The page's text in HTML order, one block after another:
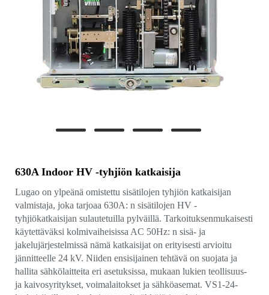
630A Indoor HV -tyhjiön katkaisija
Lugao on ylpeänä omistettu sisätilojen tyhjiön katkaisijan
valmistaja, joka tarjoaa 630A: n sisätilojen HV -
tyhjiökatkaisijan sulautetuilla pylväillä. Tarkoituksenmukaisesti
käytettäväksi kolmivaiheisissa AC 50Hz: n sisä- ja
jakelujärjestelmissä nämä katkaisijat on erityisesti arvioitu
jännitteelle 24 kV. Niiden ensisijainen tehtävä on suojata ja
hallita sähkölaitteita eri asetuksissa, mukaan lukien teollisuus-
ja kaivosyritykset, voimalaitokset ja sähköasemat. VS1-24-